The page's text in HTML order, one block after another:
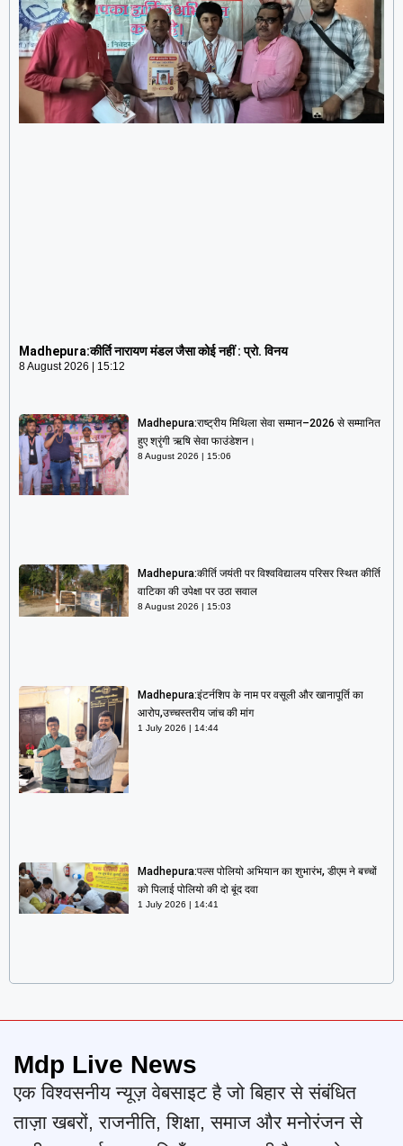
Madhepura:कीर्ति नारायण मंडल जैसा कोई नहीं : प्रो. विनय
8 August 2026 15:12
Madhepura:राष्ट्रीय मिथिला सेवा सम्मान–2026 से सम्मानित
हुए श्रृंगी ऋषि सेवा फाउंडेशन।
8 August 2026 15:06
Madhepura:कीर्ति जयंती पर विश्वविद्यालय परिसर स्थित कीर्ति
वाटिका की उपेक्षा पर उठा सवाल
8 August 2026 15:03
Madhepura:इंटर्नशिप के नाम पर वसूली और खानापूर्ति का
आरोप,उच्चस्तरीय जांच की मांग
1 July 2026 14:44
Madhepura:पल्स पोलियो अभियान का शुभारंभ, डीएम ने बच्चों
को पिलाई पोलियो की दो बूंद दवा
1 July 2026 14:41
Mdp Live News
एक विश्वसनीय न्यूज़ वेबसाइट है जो बिहार से संबंधित
ताज़ा खबरों, राजनीति, शिक्षा, समाज और मनोरंजन से